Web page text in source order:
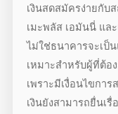
เงินสดสมัครง่ายกับ
เมะพลัส เอมันนี่ แล
ไม่ใช่ธนาคารจะเป็
เหมาะสำหรับผู้ที่ต้อ
เพราะมีเงื่อนไขกา
เงินยังสามารถยื่นเรื่